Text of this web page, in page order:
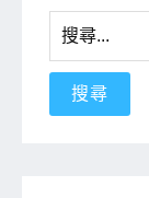
功
能〉
中
搜
尋
關